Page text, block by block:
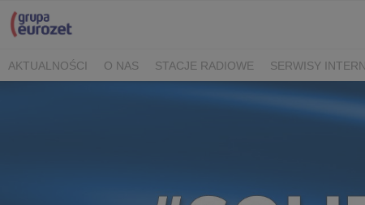
AKTUALNOŚCI O NAS STACJE RADIOWE SERWISY